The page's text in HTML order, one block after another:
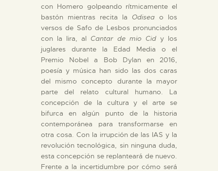
con Homero golpeando rítmicamente el
bastón mientras recita la Odisea o los
versos de Safo de Lesbos pronunciados
con la lira, al Cantar de mio Cidy los
juglares durante la Edad Media o el
Premio Nobel a Bob Dylan en 2016,
poesía y música han sido las dos caras
del mismo concepto durante la mayor
parte del relato cultural humano. La
concepción de la cultura y el arte se
bifurca en algún punto de la historia
contemporánea para transformarse en
otra cosa. Con la irrupción de las IAS y la
revolución tecnológica, sin ninguna duda,
esta concepción se replanteará de nuevo.
Frente a la incertidumbre por cómo será